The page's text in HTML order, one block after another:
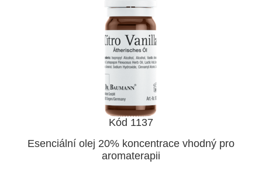
Kód 1137
Esenciální olej 20% koncentrace vhodný pro
aromaterapii